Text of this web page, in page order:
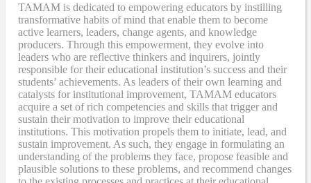
TAMAM is dedicated to empowering educators by instilling
transformative habits of mind that enable them to become
active learners, leaders, change agents, and knowledge
producers. Through this empowerment, they evolve into
leaders who are reflective thinkers and inquirers, jointly
responsible for their educational institution’s success and their
students’ achievements. As leaders of their own learning and
catalysts for institutional improvement, TAMAM educators
acquire a set of rich competencies and skills that trigger and
sustain their motivation to improve their educational
institutions. This motivation propels them to initiate, lead, and
sustain improvement. As such, they engage in formulating an
understanding of the problems they face, propose feasible and
plausible solutions to these problems, and recommend changes